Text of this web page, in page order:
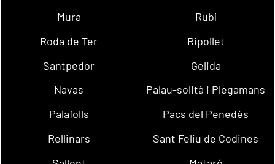
Mura
Rubí
Roda de Ter
Ripollet
Santpedor
Gelida
Navas
Palau-solità i Plegamans
Palafolls
Pacs del Penedès
Rellinars
Sant Feliu de Codines